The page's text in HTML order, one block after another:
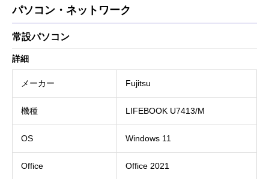
パソコン・ネットワーク
常設パソコン
詳細
メーカー Fujitsu
機種 LIFEBOOK U7413/M
OS Windows 11
Office Office 2021